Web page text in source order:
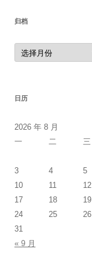
归档
归
档
日历
2026 年 8 月
一
二 三
3
4 5
10
11 12
17
18 19
24
25 26
31
« 9 月